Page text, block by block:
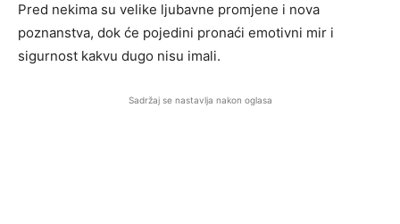
Pred nekima su velike ljubavne promjene i nova
poznanstva, dok će pojedini pronaći emotivni mir i
sigurnost kakvu dugo nisu imali.
Sadržaj se nastavlja nakon oglasa